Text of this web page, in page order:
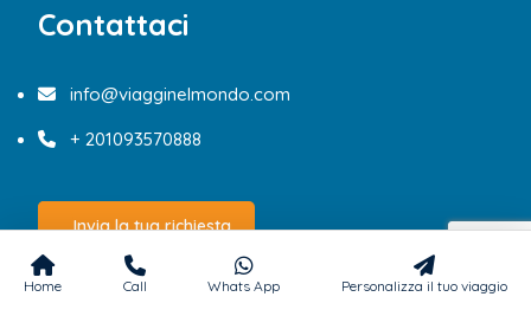
Contattaci
info@viagginelmondo.com
+ 201093570888
Invia la tua richiesta
Home Call Whats App Personalizza il tuo viaggio